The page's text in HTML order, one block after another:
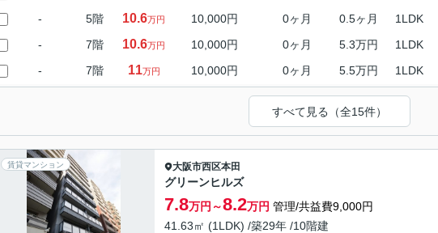
- 5階 10.6万円 10,000円 0ヶ月 0.5ヶ月 1LDK
- 7階 10.6万円 10,000円 0ヶ月 5.3万円 1LDK
- 7階 11万円 10,000円 0ヶ月 5.5万円 1LDK
すべて見る（全15件）
賃貸マンション 大阪市西区本田
グリーンヒルズ
7.8万円～8.2万円 管理/共益費9,000円
41.63㎡ (1LDK) /築29年 /10階建